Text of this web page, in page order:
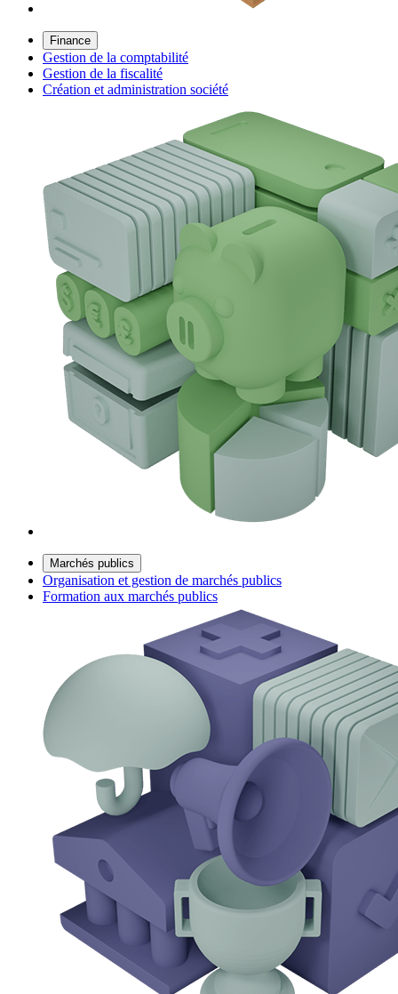
Finance
Gestion de la comptabilité
Gestion de la fiscalité
Création et administration société
Marchés publics
Organisation et gestion de marchés publics
Formation aux marchés publics